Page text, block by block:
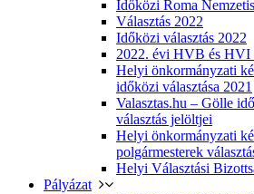
Időközi Roma
Választás 2022
Időközi választás 2022
2022. évi HVB és HVI
Helyi önkormányzati
időközi választása 2021
Valasztas.hu – Gölle
választás jelöltjei
Helyi önkormányzati
polgármesterek
Helyi Választási
Pályázat